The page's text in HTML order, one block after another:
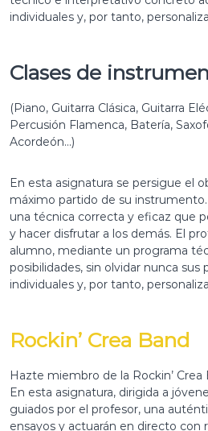
individuales y, por tanto,
Clases de
(Piano, Guitarra Clásica, Guitarra
Percusión Flamenca, Batería,
Acordeón…)
En esta asignatura se persigue el
máximo partido de su
una técnica correcta y eficaz que
y hacer disfrutar a los demás. El
alumno, mediante un programa
posibilidades, sin olvidar nunca sus
individuales y, por tanto,
Rockin’ Crea Band
Hazte miembro de la Rockin’
En esta asignatura, dirigida a
guiados por el profesor, una
ensayos y actuarán en directo con